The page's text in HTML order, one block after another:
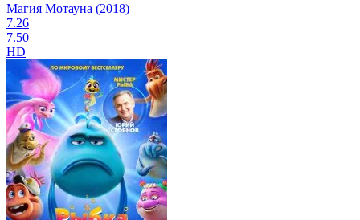
Магия Мотауна (2018)
7.26
7.50
HD